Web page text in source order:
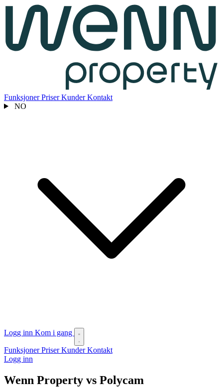
FunksjonerPriserKunderKontakt
NO
Logg inn Kom i gang
FunksjonerPriserKunderKontakt
Logg inn
Wenn Property vs Polycam